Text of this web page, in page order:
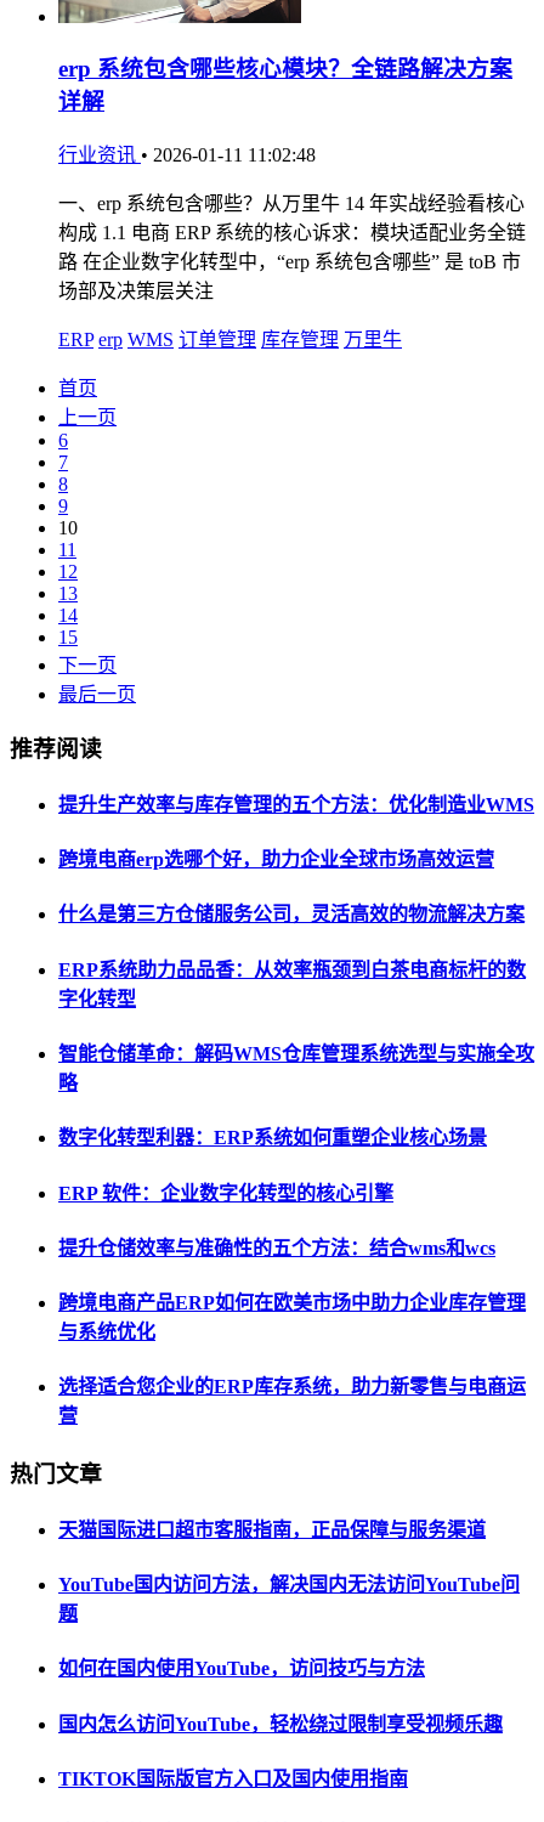
erp 系统包含哪些核心模块？全链路解决方案
详解
行业资讯 • 2026-01-11 11:02:48
一、erp 系统包含哪些？从万里牛 14 年实战经验看核心
构成 1.1 电商 ERP 系统的核心诉求：模块适配业务全链
路 在企业数字化转型中，“erp 系统包含哪些” 是 toB 市
场部及决策层关注
ERP erp WMS 订单管理 库存管理 万里牛
首页
上一页
6
7
8
9
10
11
12
13
14
15
下一页
最后一页
推荐阅读
提升生产效率与库存管理的五个方法：优化制造业WMS
跨境电商erp选哪个好，助力企业全球市场高效运营
什么是第三方仓储服务公司，灵活高效的物流解决方案
ERP系统助力品品香：从效率瓶颈到白茶电商标杆的数
字化转型
智能仓储革命：解码WMS仓库管理系统选型与实施全攻
略
数字化转型利器：ERP系统如何重塑企业核心场景
ERP 软件：企业数字化转型的核心引擎
提升仓储效率与准确性的五个方法：结合wms和wcs
跨境电商产品ERP如何在欧美市场中助力企业库存管理
与系统优化
选择适合您企业的ERP库存系统，助力新零售与电商运
营
热门文章
天猫国际进口超市客服指南，正品保障与服务渠道
YouTube国内访问方法，解决国内无法访问YouTube问
题
如何在国内使用YouTube，访问技巧与方法
国内怎么访问YouTube，轻松绕过限制享受视频乐趣
TIKTOK国际版官方入口及国内使用指南